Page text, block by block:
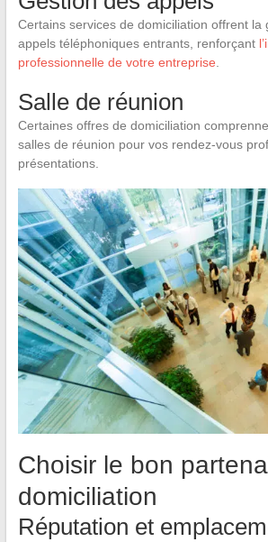
Certains services de domiciliation offrent la
appels téléphoniques entrants, renforçant
professionnelle de votre entreprise
Salle de réunion
Certaines offres de domiciliation
salles de réunion pour vos rendez-vous
présentations.
Choisir le bon
domiciliation
Réputation et